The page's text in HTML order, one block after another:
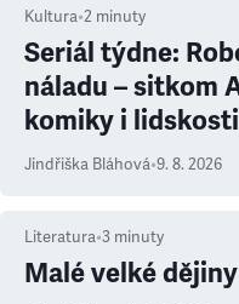
Kultura•2 minuty
Seriál týdne:
náladu – sitkom
komiky i lidskosti
Jindřiška Bláhová•9. 8. 2026
Literatura•3 minuty
Malé velké dějiny